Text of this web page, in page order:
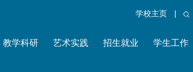
学校主页
教学科研 艺术实践 招生就业 学生工作